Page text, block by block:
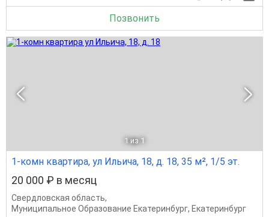
Позвонить
1 из 1
1-комн квартира, ул Ильича, 18, д. 18, 35 м², 1/5 эт.
20 000 ₽ в месяц
Свердловская область,
Муниципальное Образование Екатеринбург, Екатеринбург